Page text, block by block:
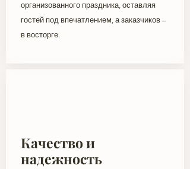
организованного праздника, оставляя
гостей под впечатлением, а заказчиков –
в восторге.
Качество и
надежность